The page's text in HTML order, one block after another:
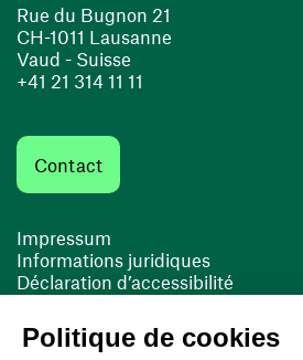
Rue du Bugnon 21
CH-1011 Lausanne
Vaud - Suisse
+41 21 314 11 11
Contact
Impressum
Informations juridiques
Déclaration d’accessibilité
Cookies